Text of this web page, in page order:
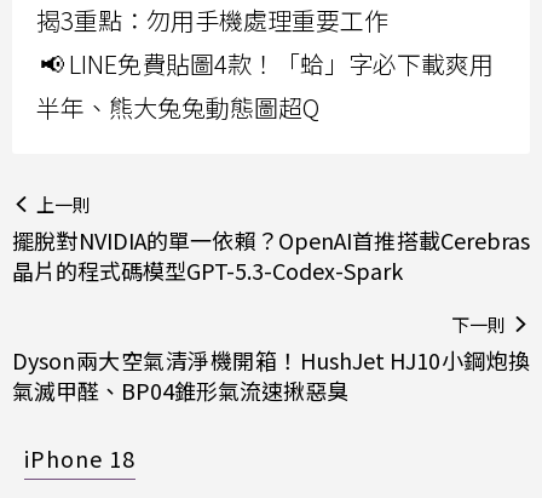
揭3重點：勿用手機處理重要工作
📢 LINE免費貼圖4款！「蛤」字必下載爽用
半年、熊大兔兔動態圖超Q
上一則
擺脫對NVIDIA的單一依賴？OpenAI首推搭載Cerebras
晶片的程式碼模型GPT-5.3-Codex-Spark
下一則
Dyson兩大空氣清淨機開箱！HushJet HJ10小鋼炮換
氣滅甲醛、BP04錐形氣流速揪惡臭
iPhone 18